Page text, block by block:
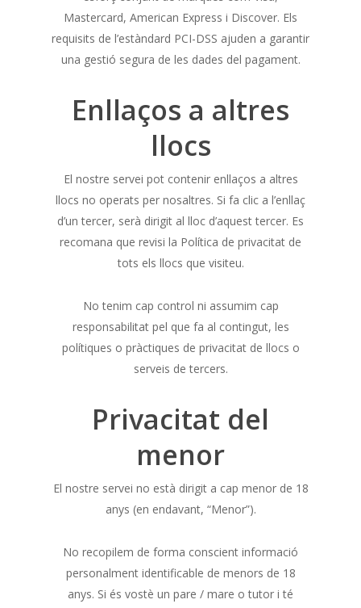
Mastercard, American Express i Discover. Els
requisits de l’estàndard PCI-DSS ajuden a garantir
una gestió segura de les dades del pagament.
Enllaços a altres
llocs
El nostre servei pot contenir enllaços a altres
llocs no operats per nosaltres. Si fa clic a l’enllaç
d’un tercer, serà dirigit al lloc d’aquest tercer. Es
recomana que revisi la Política de privacitat de
tots els llocs que visiteu.
No tenim cap control ni assumim cap
responsabilitat pel que fa al contingut, les
polítiques o pràctiques de privacitat de llocs o
serveis de tercers.
Privacitat del
menor
El nostre servei no està dirigit a cap menor de 18
anys (en endavant, “Menor”).
No recopilem de forma conscient informació
personalment identificable de menors de 18
anys. Si és vostè un pare / mare o tutor i té